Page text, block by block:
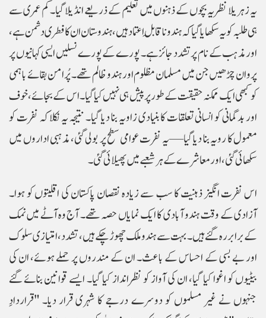
یہ زہریلا نظریہ بچوں کے ذہنوں میں تعلیم کے ذریعے انڈیلا گیا۔ کم عمری سے
ہی طلبہ کو یہ سکھایا گیا کہ ہندو ناقابلِ اعتماد ہیں، ہندوستان ان کا فطری دشمن ہے،
اور مذہب کے نام پر تشدد جائز ہے۔ پورے کے پورے نسلیں ایسی کہانیوں پر
پروان چڑھیں جن میں مسلمان مظلوم اور ہندو ظالم تھے۔ پُرامن بقائے باہمی
کو کبھی ایک ممکنہ حقیقت کے طور پر پیش ہی نہیں کیا گیا۔ اس کے بجائے، خوف
اور بدگمانی کو انسانی تعلقات کا بنیادی زاویہ بنا دیا گیا۔ نتیجہ یہ نکلا کہ نفرت کو
معمول کا رویہ بنا دیا گیا—یہ نفرت عوامی سطح پر بولی گئی، مذہبی اداروں میں
سکھائی گئی، اور معاشرے کے ہر شعبے میں پھیلائی گئی۔
اس نفرت انگیز ذہنیت کا سب سے زیادہ نقصان پاکستان کی اقلیتوں کو ہوا۔
آزادی کے وقت ہندو آبادی کا ایک نمایاں حصہ تھے۔ آج وہ آٹے میں نمک
کے برابر رہ گئے ہیں۔ بہت سے ہندو ملک چھوڑ چکے ہیں، تشدد، امتیازی سلوک
اور بے بسی کے احساس کے باعث۔ ان کے مندروں پر حملے ہوئے، ان کی
بیٹیوں کو اغوا کیا گیا، ان کی آواز کو نظرانداز کیا گیا۔ ایسے قوانین بنائے گئے
جنہوں نے غیر مسلموں کو دوسرے درجے کا شہری قرار دیا۔ "قراردادِ